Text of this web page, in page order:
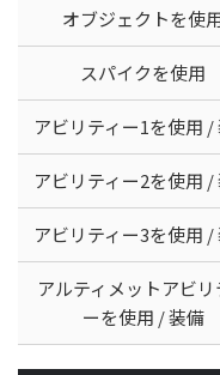
オブジェクトを使
スパイクを使用
アビリティー1を使用 /
アビリティー2を使用 /
アビリティー3を使用 /
アルティメットアビリ
ーを使用 / 装備